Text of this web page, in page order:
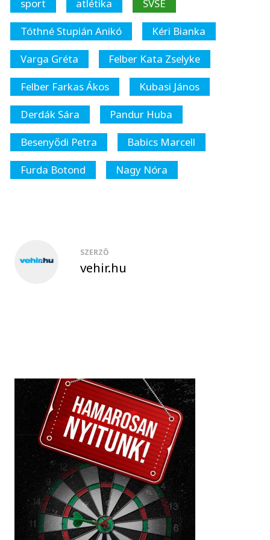
sport atlétika
SVSE
Tóthné Stupián Anikó
Kéri Bianka
Varga Gréta
Felber Kata Zselyke
Felber Farkas Ákos
Kubasi János
Derdák Sára
Pandur Huba
Besenyődi Petra
Babics Marcell
Furda Botond
Nagy Nóra
SZERZŐ
vehir.hu